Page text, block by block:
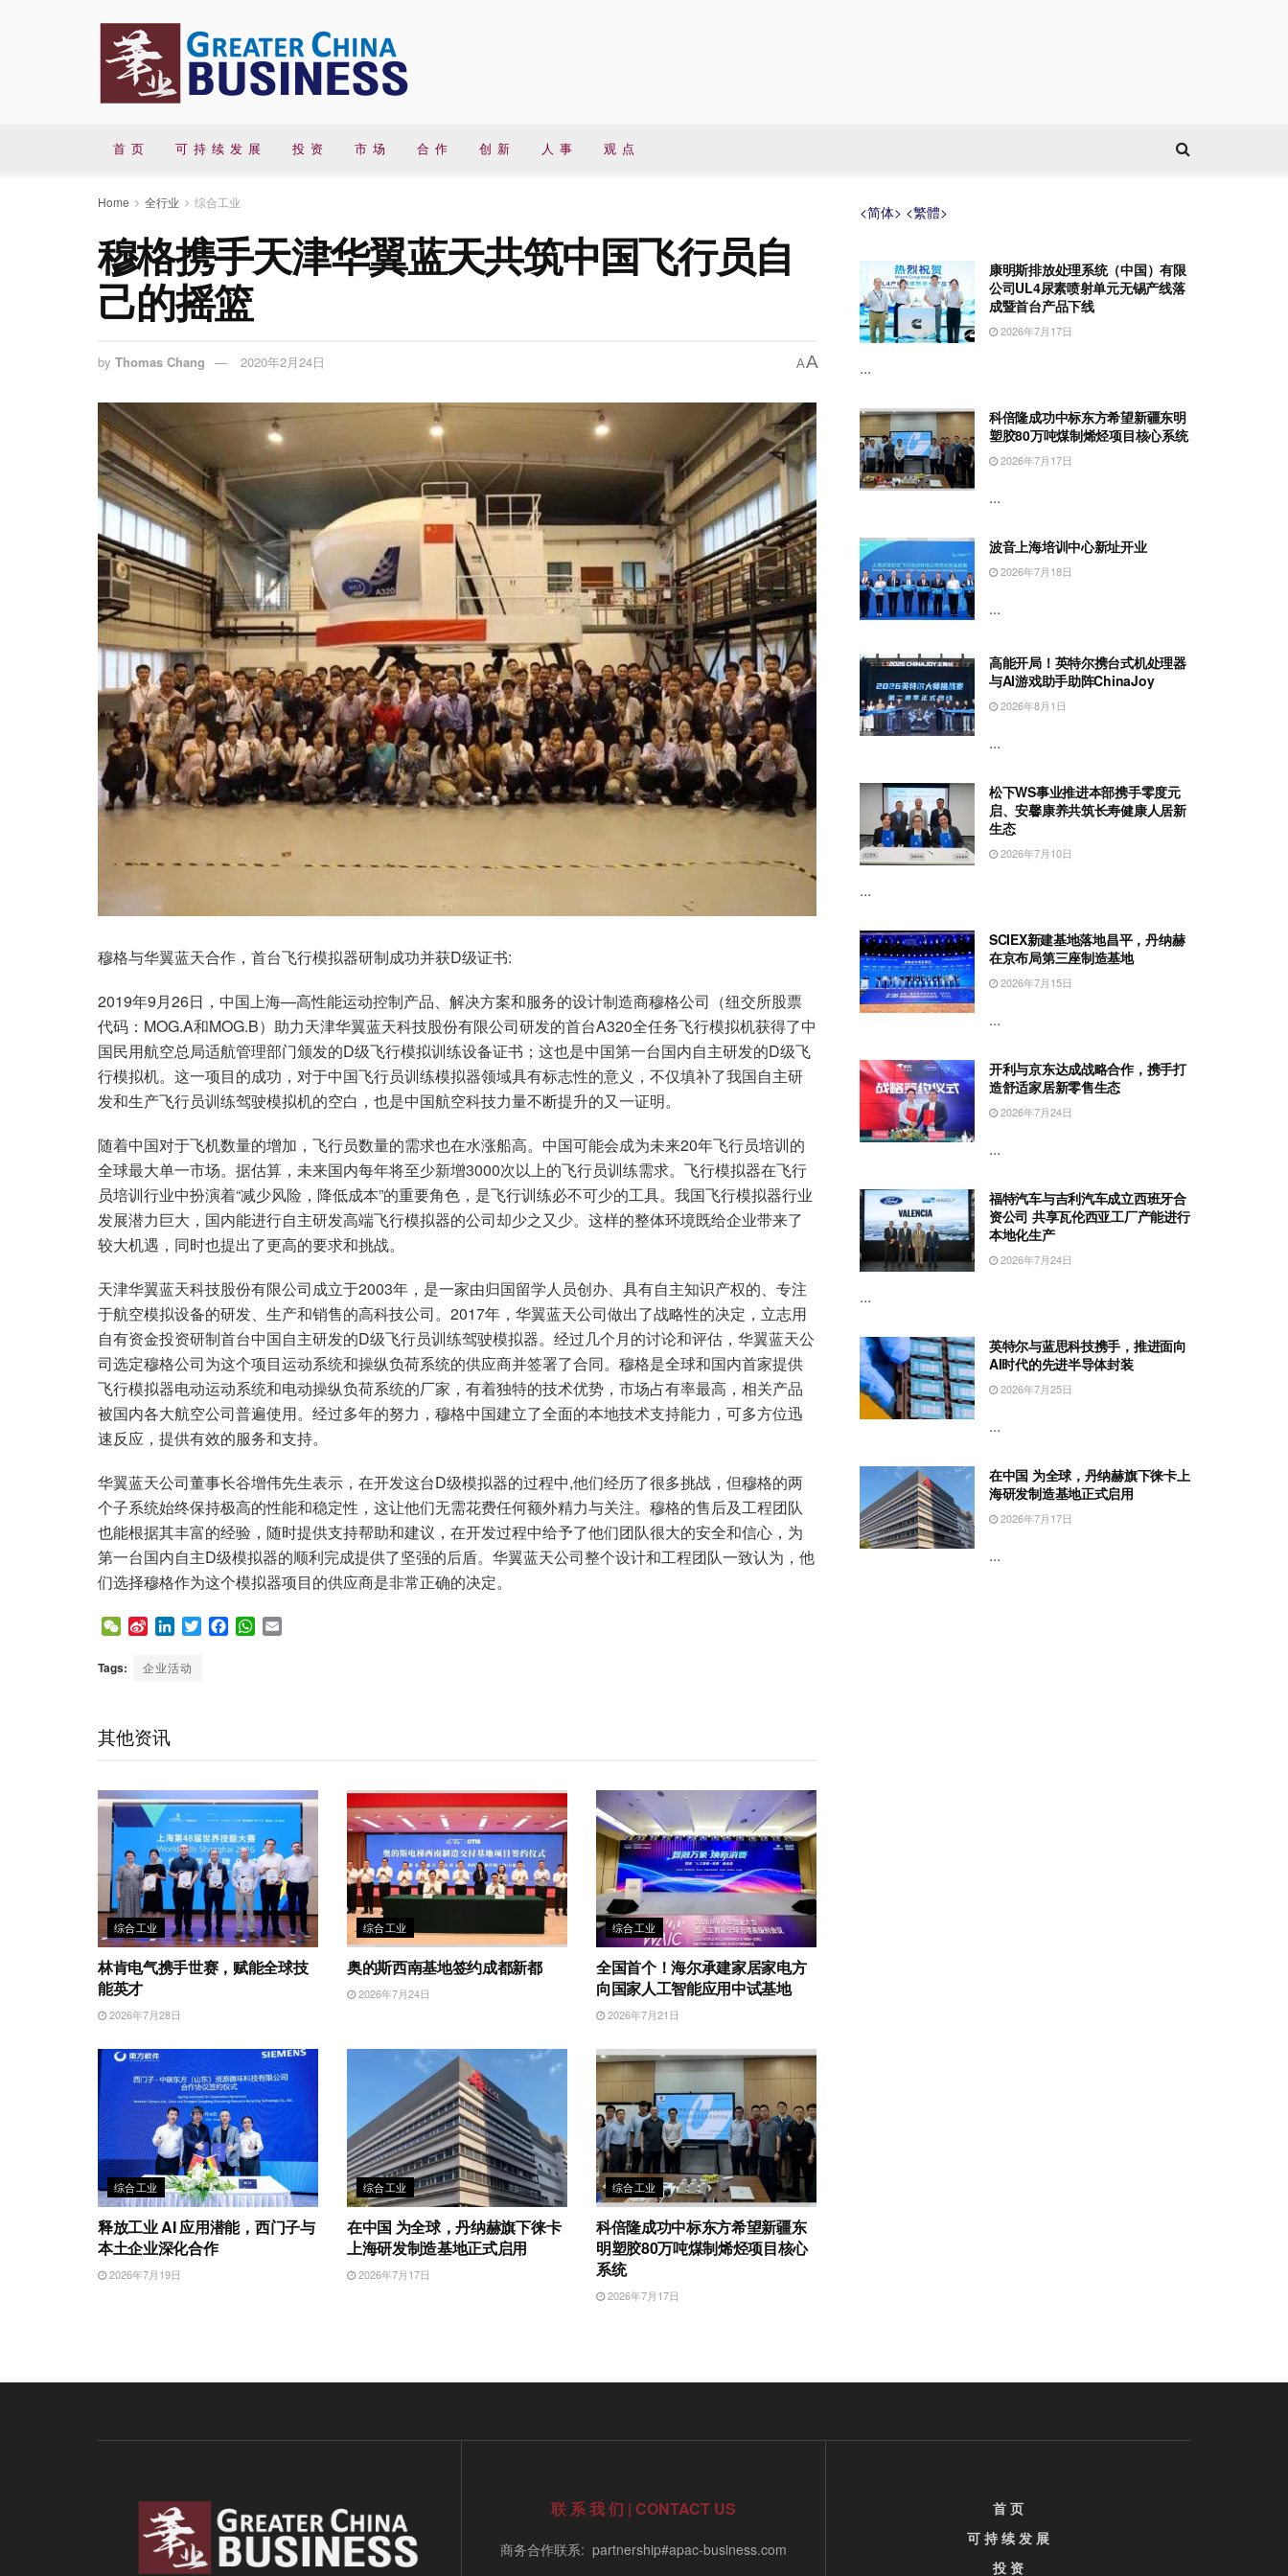
首 页 可 持 续 发 展 投 资 市 场 合 作 创 新 人 事 观 点
Home 全行业 综合工业
穆格携手天津华翼蓝天共筑中国飞行员自
己的摇篮
by Thomas Chang 2020年2月24日 AA
穆格与华翼蓝天合作，首台飞行模拟器研制成功并获D级证书:
2019年9月26日，中国上海—高性能运动控制产品、解决方案和服务的设计制造商穆格公司（纽交所股票
代码：MOG.A和MOG.B）助力天津华翼蓝天科技股份有限公司研发的首台A320全任务飞行模拟机获得了中
国民用航空总局适航管理部门颁发的D级飞行模拟训练设备证书；这也是中国第一台国内自主研发的D级飞
行模拟机。这一项目的成功，对于中国飞行员训练模拟器领域具有标志性的意义，不仅填补了我国自主研
发和生产飞行员训练驾驶模拟机的空白，也是中国航空科技力量不断提升的又一证明。
随着中国对于飞机数量的增加，飞行员数量的需求也在水涨船高。中国可能会成为未来20年飞行员培训的
全球最大单一市场。据估算，未来国内每年将至少新增3000次以上的飞行员训练需求。飞行模拟器在飞行
员培训行业中扮演着“减少风险，降低成本”的重要角色，是飞行训练必不可少的工具。我国飞行模拟器行业
发展潜力巨大，国内能进行自主研发高端飞行模拟器的公司却少之又少。这样的整体环境既给企业带来了
较大机遇，同时也提出了更高的要求和挑战。
天津华翼蓝天科技股份有限公司成立于2003年，是一家由归国留学人员创办、具有自主知识产权的、专注
于航空模拟设备的研发、生产和销售的高科技公司。2017年，华翼蓝天公司做出了战略性的决定，立志用
自有资金投资研制首台中国自主研发的D级飞行员训练驾驶模拟器。经过几个月的讨论和评估，华翼蓝天公
司选定穆格公司为这个项目运动系统和操纵负荷系统的供应商并签署了合同。穆格是全球和国内首家提供
飞行模拟器电动运动系统和电动操纵负荷系统的厂家，有着独特的技术优势，市场占有率最高，相关产品
被国内各大航空公司普遍使用。经过多年的努力，穆格中国建立了全面的本地技术支持能力，可多方位迅
速反应，提供有效的服务和支持。
华翼蓝天公司董事长谷增伟先生表示，在开发这台D级模拟器的过程中,他们经历了很多挑战，但穆格的两
个子系统始终保持极高的性能和稳定性，这让他们无需花费任何额外精力与关注。穆格的售后及工程团队
也能根据其丰富的经验，随时提供支持帮助和建议，在开发过程中给予了他们团队很大的安全和信心，为
第一台国内自主D级模拟器的顺利完成提供了坚强的后盾。华翼蓝天公司整个设计和工程团队一致认为，他
们选择穆格作为这个模拟器项目的供应商是非常正确的决定。
W
C
S
n
i
L
n
T
F
W
Tags: 企业活动
其他资讯
综合工业
林肯电气携手世赛，赋能全球技
能英才
2026年7月28日
综合工业
奥的斯西南基地签约成都新都
2026年7月24日
综合工业
全国首个！海尔承建家居家电方
向国家人工智能应用中试基地
2026年7月21日
综合工业
释放工业 AI 应用潜能，西门子与
本土企业深化合作
2026年7月19日
综合工业
在中国 为全球，丹纳赫旗下徕卡
上海研发制造基地正式启用
2026年7月17日
综合工业
科倍隆成功中标东方希望新疆东
明塑胶80万吨煤制烯烃项目核心
系统
2026年7月17日
<简体> <繁體>
康明斯排放处理系统（中国）有限
公司UL4尿素喷射单元无锡产线落
成暨首台产品下线
2026年7月17日
...
科倍隆成功中标东方希望新疆东明
塑胶80万吨煤制烯烃项目核心系统
2026年7月17日
...
波音上海培训中心新址开业
2026年7月18日
...
高能开局！英特尔携台式机处理器
与AI游戏助手助阵ChinaJoy
2026年8月1日
...
松下WS事业推进本部携手零度元
启、安馨康养共筑长寿健康人居新
生态
2026年7月10日
...
SCIEX新建基地落地昌平，丹纳赫
在京布局第三座制造基地
2026年7月15日
...
开利与京东达成战略合作，携手打
造舒适家居新零售生态
2026年7月24日
...
福特汽车与吉利汽车成立西班牙合
资公司 共享瓦伦西亚工厂产能进行
本地化生产
2026年7月24日
...
英特尔与蓝思科技携手，推进面向
AI时代的先进半导体封装
2026年7月25日
...
在中国 为全球，丹纳赫旗下徕卡上
海研发制造基地正式启用
2026年7月17日
...
联 系 我 们 | CONTACT US
商务合作联系: partnership#apac-business.com
首 页
可 持 续 发 展
投 资